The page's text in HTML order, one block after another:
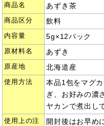
商品名 あずき茶
商品区分 飲料
内容量 5g×12パック
原材料名 あずき
原産地 北海道産
使用方法
本品1包をマグ
ぎ、お好みの濃
ヤカンで煮出し
使用上の注
開封後はお早め